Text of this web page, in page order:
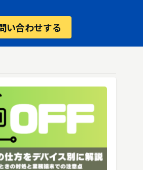
い合わせする